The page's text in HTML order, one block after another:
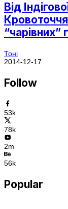
Від
“чарівних”
Тоні
2014-12-17
Follow
53k
78k
2m
56k
Popular